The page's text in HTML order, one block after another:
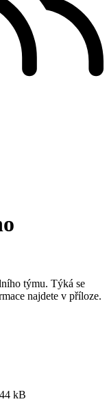
týmu. Týká se
najdete v příloze.
kB